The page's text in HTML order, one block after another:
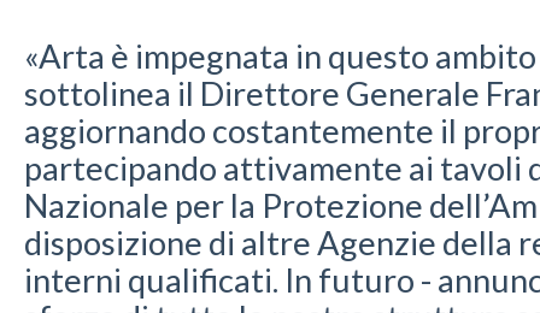
«Arta è impegnata in questo
sottolinea il Direttore Generale
aggiornando costantemente il
partecipando attivamente ai tavoli
Nazionale per la Protezione
disposizione di altre Agenzie della
interni qualificati. In futuro -